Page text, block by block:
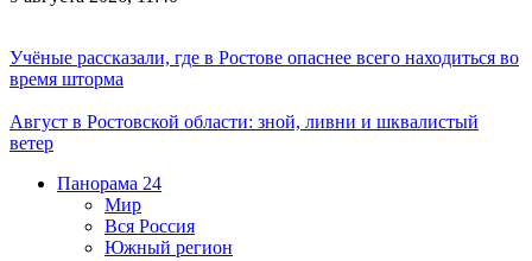
Учёные рассказали, где в Ростове опаснее всего находиться во
время шторма
Август в Ростовской области: зной, ливни и шквалистый
ветер
Панорама 24
Мир
Вся Россия
Южный регион